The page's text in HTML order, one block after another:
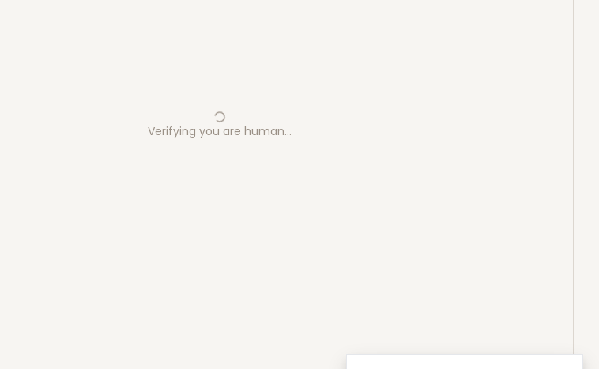
Verifying you are human…